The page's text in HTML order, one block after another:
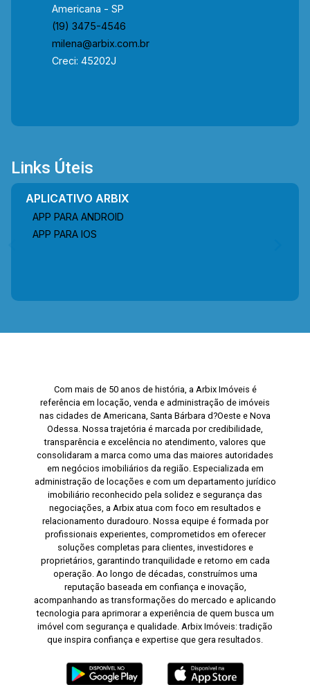
Americana - SP
(19) 3475-4546
milena@arbix.com.br
Creci: 45202J
Links Úteis
APLICATIVO ARBIX
APP PARA ANDROID
APP PARA IOS
Com mais de 50 anos de história, a Arbix Imóveis é
referência em locação, venda e administração de imóveis
nas cidades de Americana, Santa Bárbara d?Oeste e Nova
Odessa. Nossa trajetória é marcada por credibilidade,
transparência e excelência no atendimento, valores que
consolidaram a marca como uma das maiores autoridades
em negócios imobiliários da região. Especializada em
administração de locações e com um departamento jurídico
imobiliário reconhecido pela solidez e segurança das
negociações, a Arbix atua com foco em resultados e
relacionamento duradouro. Nossa equipe é formada por
profissionais experientes, comprometidos em oferecer
soluções completas para clientes, investidores e
proprietários, garantindo tranquilidade e retorno em cada
operação. Ao longo de décadas, construímos uma
reputação baseada em confiança e inovação,
acompanhando as transformações do mercado e aplicando
tecnologia para aprimorar a experiência de quem busca um
imóvel com segurança e qualidade. Arbix Imóveis: tradição
que inspira confiança e expertise que gera resultados.